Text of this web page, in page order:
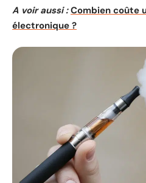
A voir aussi : Combien coûte
électronique ?